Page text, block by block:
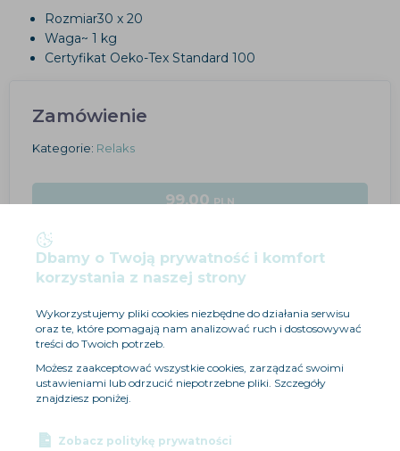
Rozmiar30 x 20
Waga~ 1 kg
Certyfikat Oeko-Tex Standard 100
Zamówienie
Kategorie: Relaks
99.00 PLN
Dbamy o Twoją prywatność i komfort
korzystania z naszej strony
Wykorzystujemy pliki cookies niezbędne do działania serwisu
oraz te, które pomagają nam analizować ruch i dostosowywać
treści do Twoich potrzeb.
Możesz zaakceptować wszystkie cookies, zarządzać swoimi
ustawieniami lub odrzucić niepotrzebne pliki. Szczegóły
znajdziesz poniżej.
Zobacz politykę prywatności